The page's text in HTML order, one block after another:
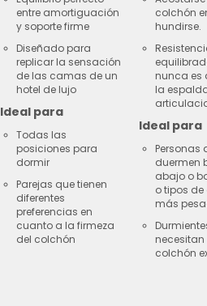
entre amortiguación
y soporte firme
Diseñado para
replicar la sensación
de las camas de un
hotel de lujo
Ideal para
Todas las
posiciones para
dormir
Parejas que tienen
diferentes
preferencias en
cuanto a la firmeza
del colchón
colchón
hundirse.
nunca es
la
Ideal para
Personas
duermen
abajo o
o tipos
más
necesitan
colchón